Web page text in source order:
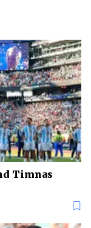
Timnas